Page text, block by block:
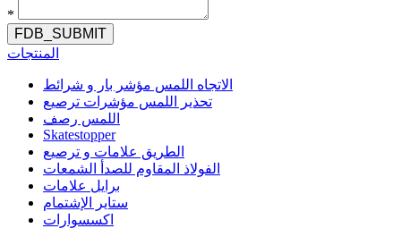
*
FDB_SUBMIT
المنتجات
الاتجاه اللمس مؤشر بار و شرائط
تحذير اللمس مؤشرات ترصيع
اللمس رصف
Skatestopper
الطريق علامات و ترصيع
الفولاذ المقاوم للصدأ الشمعات
برايل علامات
ستاير الإشتمام
اكسسوارات